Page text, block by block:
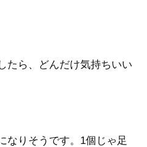
たら、どんだけ気持ちいい
なりそうです。1個じゃ足